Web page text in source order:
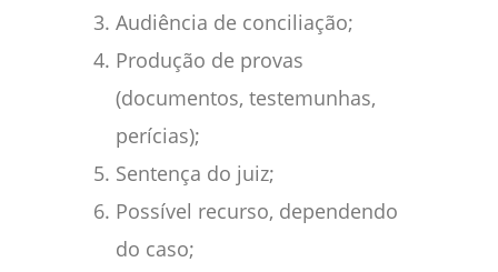
Audiência de conciliação;
Produção de provas
(documentos, testemunhas,
perícias);
Sentença do juiz;
Possível recurso, dependendo
do caso;